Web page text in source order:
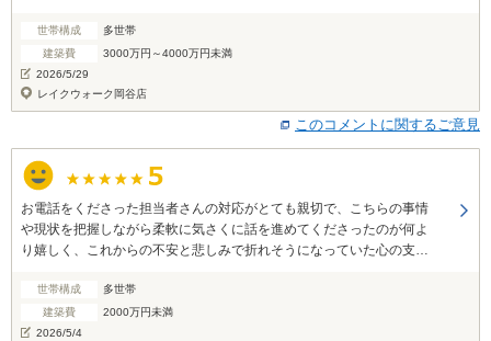
世帯構成
多世帯
建築費
3000万円～4000万円未満
2026/5/29
レイクウォーク岡谷店
このコメントに関するご意見
お電話をくださった担当者さんの対応がとても親切で、こちらの事情
や現状を把握しながら柔軟に気さくに話を進めてくださったのが何よ
り嬉しく、これからの不安と悲しみで折れそうになっていた心の支え
ンターに相談してよかったと感じます。本当にありがとうございまし
た。 ぜひ機会があれば、また、よろしくお願いしたいです。
世帯構成
多世帯
建築費
2000万円未満
2026/5/4